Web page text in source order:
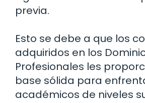
previa.
Esto se debe a que los
adquiridos en los
Profesionales les
base sólida para
académicos de niveles